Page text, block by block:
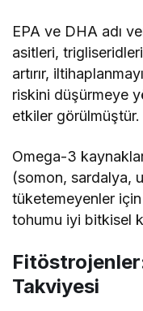
EPA ve DHA adı
asitleri,
artırır,
riskini düşürmeye
etkiler görülmüştür.
Omega-3
(somon, sardalya,
tüketemeyenler
tohumu iyi bitkisel
Takviyesi